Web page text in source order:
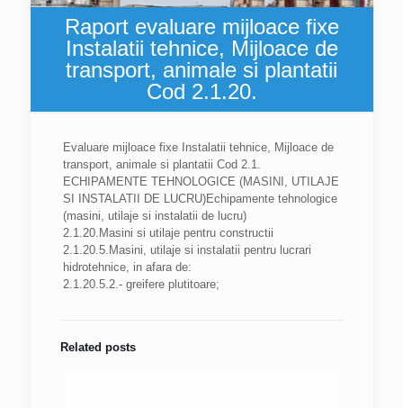
Raport evaluare mijloace fixe
Instalatii tehnice, Mijloace de
transport, animale si plantatii
Cod 2.1.20.
Evaluare mijloace fixe Instalatii tehnice, Mijloace de
transport, animale si plantatii Cod 2.1.
ECHIPAMENTE TEHNOLOGICE (MASINI, UTILAJE
SI INSTALATII DE LUCRU)Echipamente tehnologice
(masini, utilaje si instalatii de lucru)
2.1.20.Masini si utilaje pentru constructii
2.1.20.5.Masini, utilaje si instalatii pentru lucrari
hidrotehnice, in afara de:
2.1.20.5.2.- greifere plutitoare;
Related posts